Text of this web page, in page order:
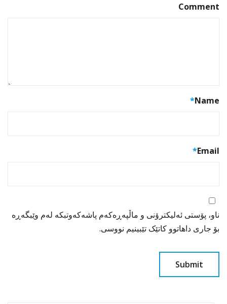
Comment
Name
*
Email
*
ناو، پۆستی ئەلیکترۆنی و ماڵپەڕەکەم پاشەکەوتبکە لەم وێبگەڕە
بۆ جاری داهاتوو کاتێک تێبینیم نووسی.